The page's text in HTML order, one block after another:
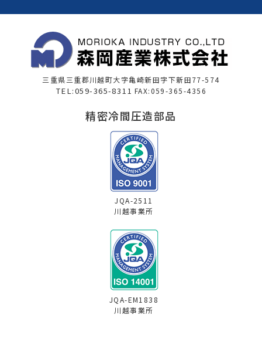
三重県三重郡川越町大字亀崎新田字下新田77-574
TEL:059-365-8311 FAX:059-365-4356
精密冷間圧造部品
JQA-2511
川越事業所
JQA-EM1838
川越事業所